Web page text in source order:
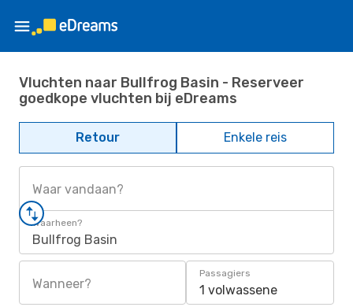
Vluchten naar Bullfrog Basin - Reserveer
goedkope vluchten bij eDreams
Retour Enkele reis
Waar vandaan?
Waarheen?
Bullfrog Basin
Wanneer?
Passagiers
1 volwassene